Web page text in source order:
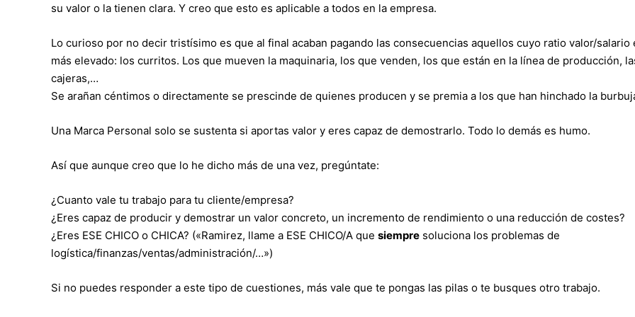
su valor o la tienen clara. Y creo que esto es aplicable a todos en la empresa.
Lo curioso por no decir tristísimo es que al final acaban pagando las consecuencias aquellos cuyo ratio valor/salario
más elevado: los curritos. Los que mueven la maquinaria, los que venden, los que están en la línea de producción,
cajeras,…
Se arañan céntimos o directamente se prescinde de quienes producen y se premia a los que han hinchado la
Una Marca Personal solo se sustenta si aportas valor y eres capaz de demostrarlo. Todo lo demás es humo.
Así que aunque creo que lo he dicho más de una vez, pregúntate:
¿Cuanto vale tu trabajo para tu cliente/empresa?
¿Eres capaz de producir y demostrar un valor concreto, un incremento de rendimiento o una reducción de costes?
¿Eres ESE CHICO o CHICA? («Ramirez, llame a ESE CHICO/A que siempre soluciona los problemas de
logística/finanzas/ventas/administración/…»)
Si no puedes responder a este tipo de cuestiones, más vale que te pongas las pilas o te busques otro trabajo.